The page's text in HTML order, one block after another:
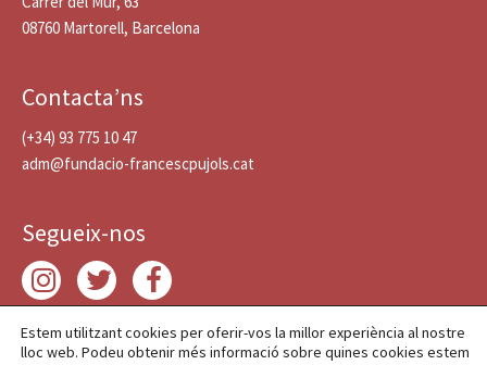
08760 Martorell, Barcelona
Contacta’ns
(+34) 93 775 10 47
adm@fundacio-francescpujols.cat
Segueix-nos
Estem utilitzant cookies per oferir-vos la millor experiència al nostre
lloc web. Podeu obtenir més informació sobre quines cookies estem